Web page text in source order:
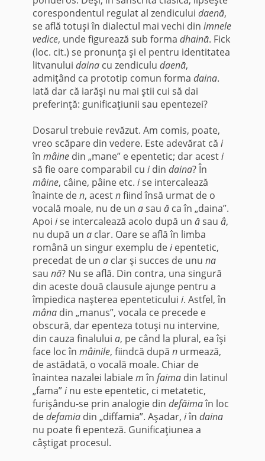
corespondentul regulat al zendicului daenā,
se află totuşi în dialectul mai vechi din imnele
vedice, unde figurează sub forma dhainā. Fick
(loc. cit.) se pronunţa şi el pentru iden­titatea
litvanului dainacu zendiculu daenā,
admiţând ca prototip comun forma daina.
Iată dar că iarăşi nu mai ştii cui să dai
preferinţă: gunificaţiunii sau epentezei?
Dosarul trebuie revăzut. Am comis, poate,
vreo scăpare din vedere. Este adevărat că i
în mâinedin „mane” e epentetic; dar acesti
să fie oare comparabil cu idin daina? În
mâine, câine, pâine etc. ise intercalează
înainte den, acestnfiind însă urmat de o
vocală moale, nu de un asau ăca în „daina”.
Apoi ise intercalează acolo după un ăsau â,
nu după un aclar. Oare se află în limba
română un singur exemplu deiepentetic,
precedat de un aclar şi succes de unu na
sau nă? Nu se află. Din contra, una sin­gură
din aceste două clausule ajunge pentru a
împiedica naşterea epenteticului i. Astfel, în
mânadin „manus”, vocala ce precede e
obscură, dar epenteza totuşi nu in­tervine,
din cauza finalului a, pe când la plural, ea îşi
face loc în mâinile, fiindcă după nurmează,
de astădată, o vocală moale. Chiar de
înaintea nazalei labialemîn faimadin latinul
„fama”inu este epentetic, ci metatetic,
furişându-se prin analogie din defăimaîn loc
dedefamiadin „diffamia”. Aşadar, iîn daina
nu poate fi epenteză. Gunificaţiunea a
câştigat procesul.